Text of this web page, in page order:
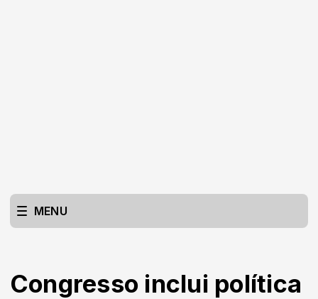
MENU
Congresso inclui política